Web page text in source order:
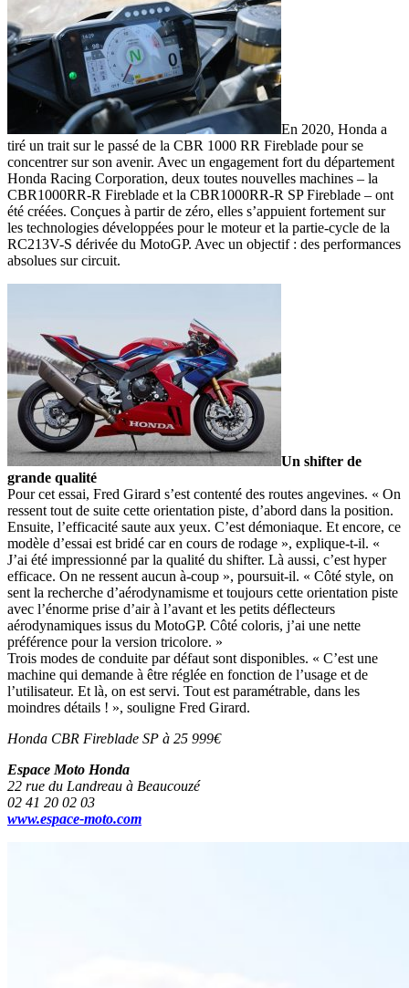
En 2020, Honda a
tiré un trait sur le passé de la CBR 1000 RR Fireblade pour se
concentrer sur son avenir. Avec un engagement fort du département
Honda Racing Corporation, deux toutes nouvelles machines – la
CBR1000RR-R Fireblade et la CBR1000RR-R SP Fireblade – ont
été créées. Conçues à partir de zéro, elles s’appuient fortement sur
les technologies développées pour le moteur et la partie-cycle de la
RC213V-S dérivée du MotoGP. Avec un objectif : des performances
absolues sur circuit.
Un shifter de
grande qualité
Pour cet essai, Fred Girard s’est contenté des routes angevines. « On
ressent tout de suite cette orientation piste, d’abord dans la position.
Ensuite, l’efficacité saute aux yeux. C’est démoniaque. Et encore, ce
modèle d’essai est bridé car en cours de rodage », explique-t-il. «
J’ai été impressionné par la qualité du shifter. Là aussi, c’est hyper
efficace. On ne ressent aucun à-coup », poursuit-il. « Côté style, on
sent la recherche d’aérodynamisme et toujours cette orientation piste
avec l’énorme prise d’air à l’avant et les petits déflecteurs
aérodynamiques issus du MotoGP. Côté coloris, j’ai une nette
préférence pour la version tricolore. »
Trois modes de conduite par défaut sont disponibles. « C’est une
machine qui demande à être réglée en fonction de l’usage et de
l’utilisateur. Et là, on est servi. Tout est paramétrable, dans les
moindres détails ! », souligne Fred Girard.
Honda CBR Fireblade SP à 25 999€
Espace Moto Honda
22 rue du Landreau à Beaucouzé
02 41 20 02 03
www.espace-moto.com